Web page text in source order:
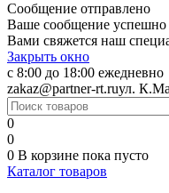
Сообщение отправлено
Ваше сообщение успешно
Вами свяжется наш
Закрыть окно
с 8:00 до 18:00 ежедневно
zakaz@partner-rt.ruул.
0
0
0 В корзине пока пусто
Каталог товаров